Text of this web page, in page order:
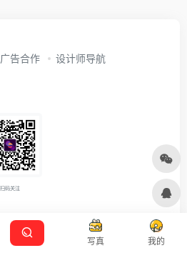
写真 我的
广告合作 设计师导航
扫码关注
号-5 Designed by 设计资源